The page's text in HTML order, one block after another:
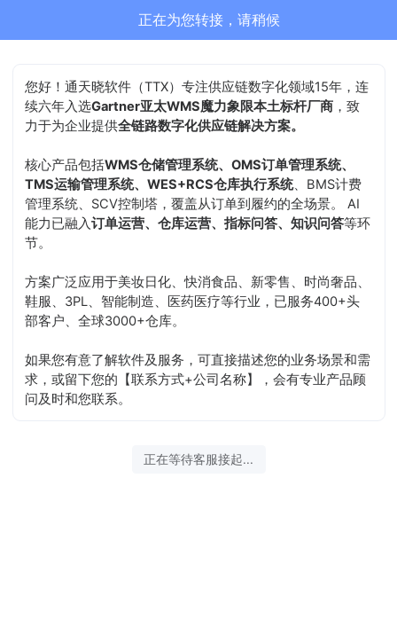
正在为您转接，请稍候
您好！通天晓软件（TTX）专注供应链数字化领域15年，连
续六年入选Gartner亚太WMS魔力象限本土标杆厂商 ，致
力于为企业提供全链路数字化供应链解决方案。
核心产品包括WMS仓储管理系统、OMS订单管理系统、
TMS运输管理系统、WES+RCS仓库执行系统、BMS计费
管理系统、SCV控制塔，覆盖从订单到履约的全场景。 AI
能力已融入订单运营、仓库运营、指标问答、知识问答等环
节。
方案广泛应用于美妆日化、快消食品、新零售、时尚奢品、
鞋服、3PL、智能制造、医药医疗等行业，已服务400+头
部客户、全球3000+仓库。
如果您有意了解软件及服务，可直接描述您的业务场景和需
求，或留下您的【联系方式+公司名称】，会有专业产品顾
问及时和您联系。
正在等待客服接起...